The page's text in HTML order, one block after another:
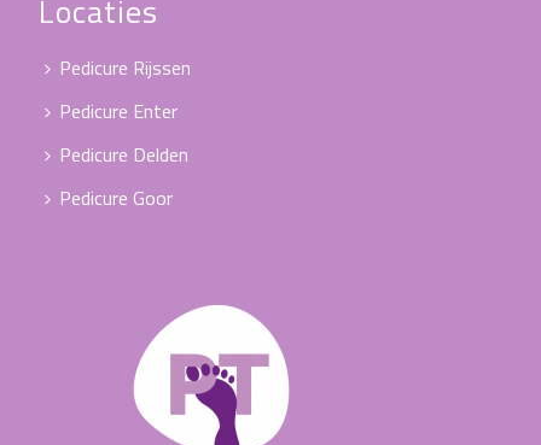
Locaties
Pedicure Rijssen
Pedicure Enter
Pedicure Delden
Pedicure Goor